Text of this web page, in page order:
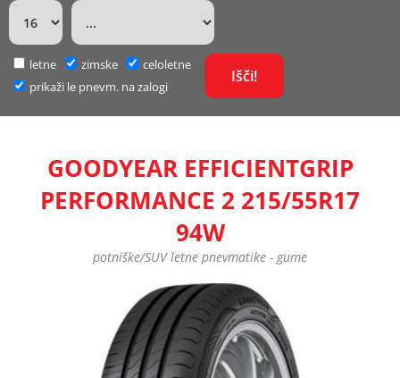
letne zimske
celoletne
prikaži le pnevm. na zalogi
GOODYEAR EFFICIENTGRIP
PERFORMANCE 2 215/55R17
94W
potniške/SUV letne pnevmatike - gume